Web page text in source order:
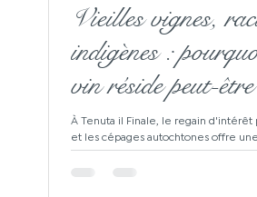
Vieilles vignes,
indigènes :
vin réside peut-
passé
À Tenuta il Finale, le regain d'intérêt
et les cépages autochtones offre
aux pressions du changement